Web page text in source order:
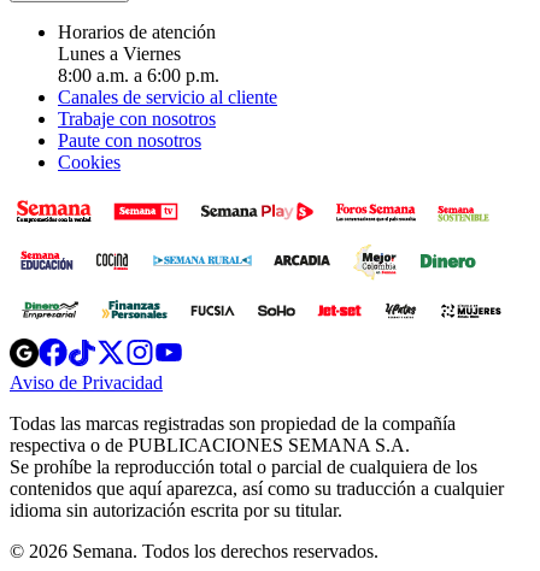
Horarios de atención
Lunes a Viernes
8:00 a.m. a 6:00 p.m.
Canales de servicio al cliente
Trabaje con nosotros
Paute con nosotros
Cookies
Opens
in
new
Opens
in
new
Opens
in
new
window
Opens
new
windowwindow
Aviso de Privacidad
new
window
Todas las marcas registradas son propiedad de la compañía
respectiva o de PUBLICACIONES SEMANA S.A.
Se prohíbe la reproducción total o parcial de cualquiera de los
contenidos que aquí aparezca, así como su traducción a cualquier
idioma sin autorización escrita por su titular.
© 2026 Semana. Todos los derechos reservados.